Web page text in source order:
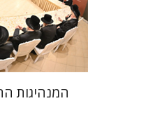
הנחת
המנהיגות